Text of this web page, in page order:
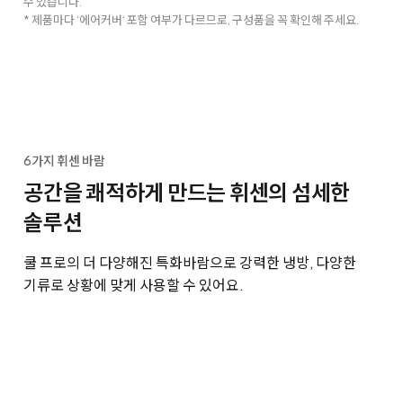
* 제품마다 ‘에어커버‘ 포함 여부가 다르므로, 구성품을 꼭 확인해 주세요.
6가지 휘센 바람
공간을 쾌적하게 만드는 휘센의 섬세한
솔루션
쿨 프로의 더 다양해진 특화바람으로 강력한 냉방, 다양한
기류로 상황에 맞게 사용할 수 있어요.